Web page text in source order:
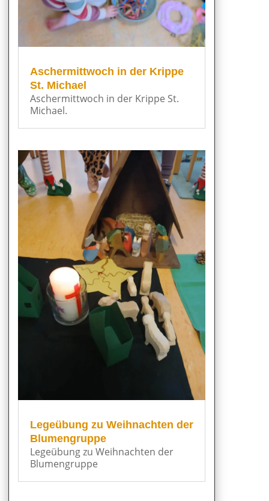
Aschermittwoch in der Krippe
St. Michael
Aschermittwoch in der Krippe St.
Michael.
Legeübung zu Weihnachten der
Blumengruppe
Legeübung zu Weihnachten der
Blumengruppe